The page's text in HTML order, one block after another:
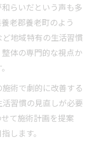
を整体で正す仕組
げる姿勢改善の手
れとは
までの標準的な流
改善へ進むプロセ
らいだという声も多
老郡養老町のよう
地域特有の生活習慣
体の専門的な視点か
術で劇的に改善する
習慣の見直しが必要
て施術計画を提案
します。